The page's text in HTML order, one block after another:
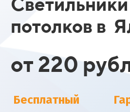
потолков в
от 220
Бесплатный